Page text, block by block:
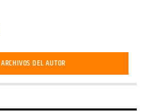
ARCHIVOS DEL AUTOR